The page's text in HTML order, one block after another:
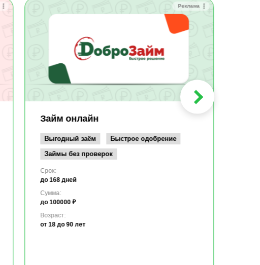
Реклама
Займ онлайн
Выгодный заём
Быстрое одобрение
Займы без проверок
Срок:
до 168 дней
Сумма:
до 100000 ₽
Возраст:
от 18 до 90 лет